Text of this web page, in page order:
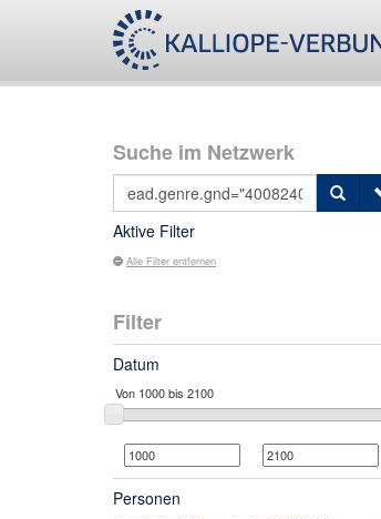
Suche im Netzwerk
Aktive Filter
Alle Filter entfernen
Filter
Datum
Personen